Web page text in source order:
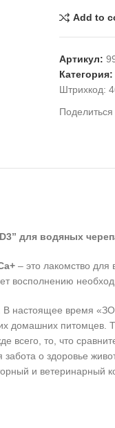
Add to
Артикул:
Категория:
Штрихкод:
Поделиться
для водяных
– это лакомство
восполнению
время
домашних
всего, то, что
о здоровье
и ветеринарный